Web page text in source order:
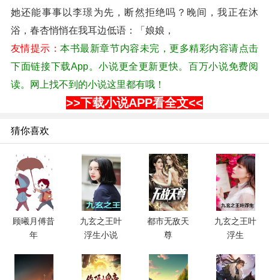
她还能事事以李璟为先，断然拒绝吗？晚间，我正在沐
浴，春杏悄悄在我耳边低语：「娘娘，
友情提示：本书最新章节内容未完，更多精彩内容请点击
下面链接下载App。小说更全更新更快。百万小说免费阅
读。网上找不到的小说这里都有哦！
>>下载小说APP看全文<<
猜你喜欢
顾曦月傅昔
年
九玄之王叶
浮生小说
都市无敌天
尊
九玄之王叶
浮生